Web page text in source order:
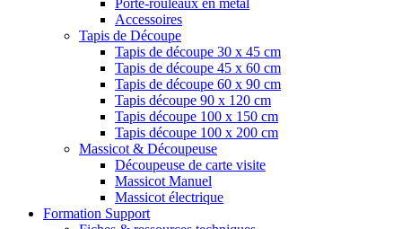
Porte-rouleaux en métal
Accessoires
Tapis de Découpe
Tapis de découpe 30 x 45 cm
Tapis de découpe 45 x 60 cm
Tapis de découpe 60 x 90 cm
Tapis découpe 90 x 120 cm
Tapis découpe 100 x 150 cm
Tapis découpe 100 x 200 cm
Massicot & Découpeuse
Découpeuse de carte visite
Massicot Manuel
Massicot électrique
Formation Support